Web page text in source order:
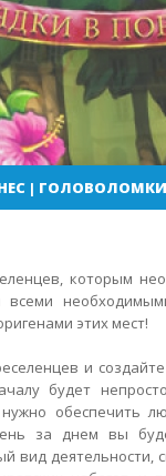
| ГОЛОВОЛОМКИ
которым
этих мест!
и
будет
обеспечить
за днем вы
вид деятельности,